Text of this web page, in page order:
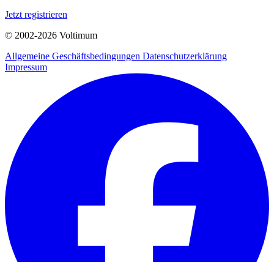
Jetzt registrieren
© 2002-2026 Voltimum
Allgemeine Geschäftsbedingungen Datenschutzerklärung
Impressum